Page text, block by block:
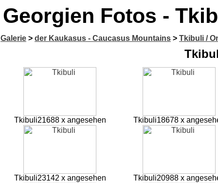
Georgien Fotos -
Galerie > der Kaukasus - Caucasus Mountains > Tkibuli /
Tkibuli21688 x angesehen Tkibuli18678 x
Tkibuli23142 x angesehen Tkibuli20988 x